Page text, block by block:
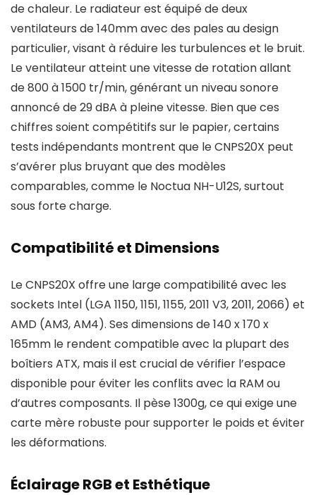
de chaleur. Le radiateur est équipé de deux
ventilateurs de 140mm avec des pales au design
particulier, visant à réduire les turbulences et le bruit.
Le ventilateur atteint une vitesse de rotation allant
de 800 à 1500 tr/min, générant un niveau sonore
annoncé de 29 dBA à pleine vitesse. Bien que ces
chiffres soient compétitifs sur le papier, certains
tests indépendants montrent que le CNPS20X peut
s’avérer plus bruyant que des modèles
comparables, comme le Noctua NH-U12S, surtout
sous forte charge.
Compatibilité et Dimensions
Le CNPS20X offre une large compatibilité avec les
sockets Intel (LGA 1150, 1151, 1155, 2011 V3, 2011, 2066) et
AMD (AM3, AM4). Ses dimensions de 140 x 170 x
165mm le rendent compatible avec la plupart des
boîtiers ATX, mais il est crucial de vérifier l’espace
disponible pour éviter les conflits avec la RAM ou
d’autres composants. Il pèse 1300g, ce qui exige une
carte mère robuste pour supporter le poids et éviter
les déformations.
Éclairage RGB et Esthétique